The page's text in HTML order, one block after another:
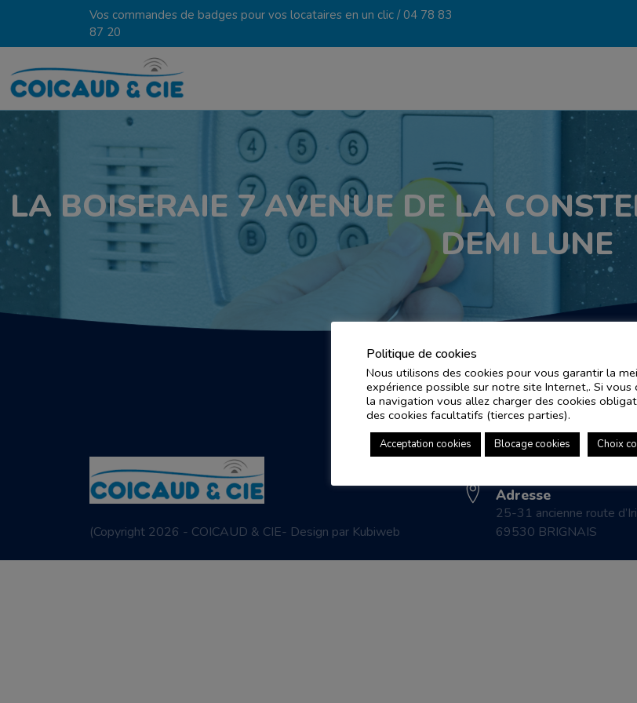
Vos commandes de badges pour vos locataires en un clic /04 78 83
87 20
LA BOISERAIE 7 AVENUE DE LA
DEMI LUNE
(Copyright 2026 - COICAUD & CIE- Design par Kubiweb
Adresse e-mail
Numéro de
04 78 83 87 20
Adresse
25-31 ancienne route
69530 BRIGNAIS
Politique de cookies
Nous utilisons des cookies pour vous garantir la
expérience possible sur notre site Internet,. Si vous
la navigation vous allez charger des cookies
des cookies facultatifs (tierces parties).
Acceptation cookies Blocage cookies Choix